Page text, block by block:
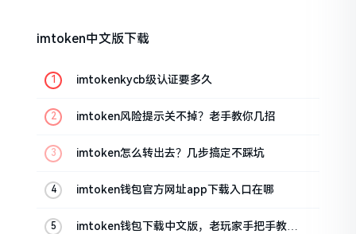
imtoken中文版下载
imtokenkycb级认证要多久
imtoken风险提示关不掉？老手教你几招
imtoken怎么转出去？几步搞定不踩坑
imtoken钱包官方网址app下载入口在哪
imtoken钱包下载中文版，老玩家手把手教你